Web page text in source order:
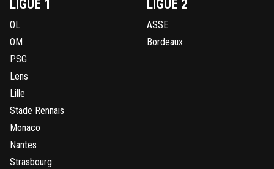
LIGUE 1
OL
OM
PSG
Lens
Lille
Stade Rennais
Monaco
Nantes
Strasbourg
LIGUE 2
ASSE
Bordeaux